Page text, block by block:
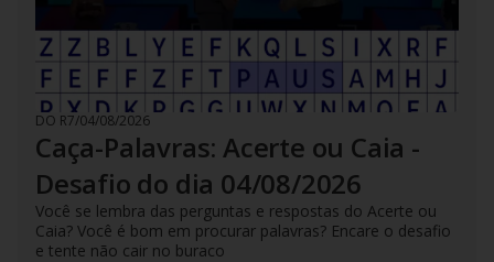
DO R7/04/08/2026
Caça-Palavras: Acerte ou Caia -
Desafio do dia 04/08/2026
Você se lembra das perguntas e respostas do Acerte ou
Caia? Você é bom em procurar palavras? Encare o desafio
e tente não cair no buraco